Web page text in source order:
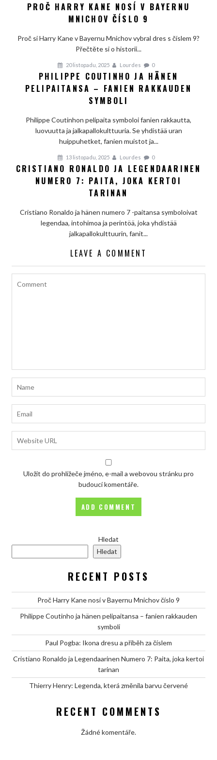
PROČ HARRY KANE NOSÍ V BAYERNU
MNICHOV ČÍSLO 9
Proč si Harry Kane v Bayernu Mnichov vybral dres s číslem 9?
Přečtěte si o historii...
20 listopadu, 2025 Lourdes 0
PHILIPPE COUTINHO JA HÄNEN
PELIPAITANSA – FANIEN RAKKAUDEN
SYMBOLI
Philippe Coutinhon pelipaita symboloi fanien rakkautta,
luovuutta ja jalkapallokulttuuria. Se yhdistää uran
huippuhetket, fanien muistot ja...
13 listopadu, 2025 Lourdes 0
CRISTIANO RONALDO JA LEGENDAARINEN
NUMERO 7: PAITA, JOKA KERTOI
TARINAN
Cristiano Ronaldo ja hänen numero 7 -paitansa symboloivat
legendaa, intohimoa ja perintöä, joka yhdistää
jalkapallokulttuurin, fanit...
LEAVE A COMMENT
Uložit do prohlížeče jméno, e-mail a webovou stránku pro
budoucí komentáře.
Hledat
Hledat
RECENT POSTS
Proč Harry Kane nosí v Bayernu Mnichov číslo 9
Philippe Coutinho ja hänen pelipaitansa – fanien rakkauden
symboli
Paul Pogba: Ikona dresu a příběh za číslem
Cristiano Ronaldo ja Legendaarinen Numero 7: Paita, joka kertoi
tarinan
Thierry Henry: Legenda, která změnila barvu červené
RECENT COMMENTS
Žádné komentáře.